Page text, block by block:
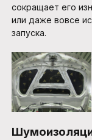
сокращает его
или даже вовсе
запуска.